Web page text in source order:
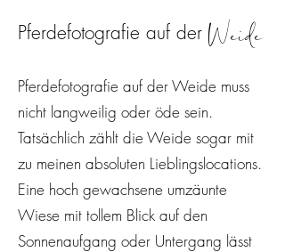
Pferdefotografie auf der Weide
Pferdefotografie auf der Weide muss
nicht langweilig oder öde sein.
Tatsächlich zählt die Weide sogar mit
zu meinen absoluten Lieblingslocations.
Eine hoch gewachsene umzäunte
Wiese mit tollem Blick auf den
Sonnenaufgang oder Untergang lässt